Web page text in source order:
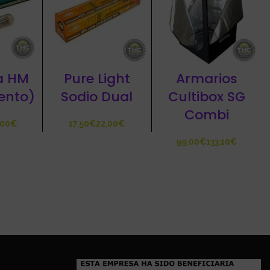
HM
€
Pure Light
Sodio Dual
€ €
Armarios
Cultibox SG
Combi
€ €